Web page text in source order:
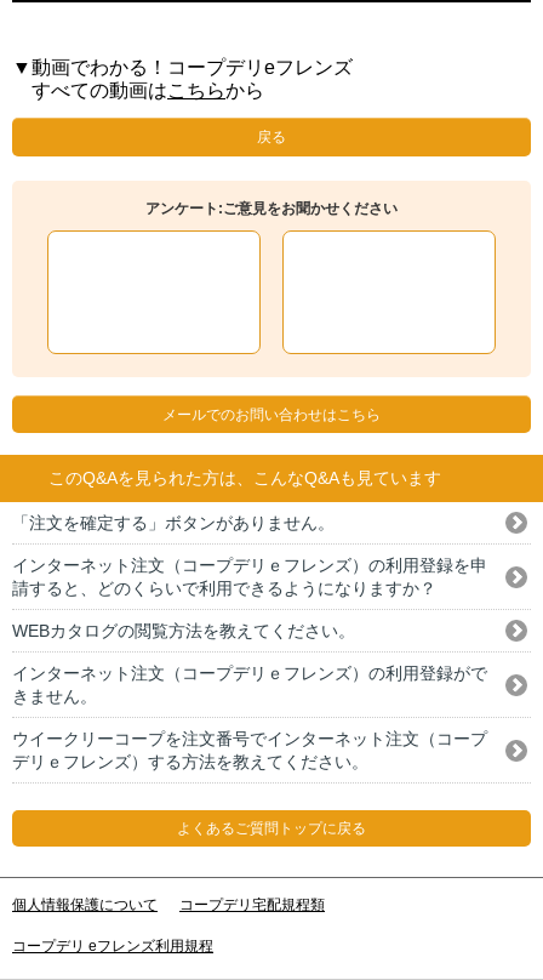
▼動画でわかる！コープデリeフレンズ
すべての動画はこちらから
戻る
アンケート:ご意見をお聞かせください
メールでのお問い合わせはこちら
このQ&Aを見られた方は、こんなQ&Aも見ています
「注文を確定する」ボタンがありません。
インターネット注文（コープデリｅフレンズ）の利用登録を申
請すると、どのくらいで利用できるようになりますか？
WEBカタログの閲覧方法を教えてください。
インターネット注文（コープデリｅフレンズ）の利用登録がで
きません。
ウイークリーコープを注文番号でインターネット注文（コープ
デリｅフレンズ）する方法を教えてください。
よくあるご質問トップに戻る
個人情報保護について コープデリ宅配規程類
コープデリ eフレンズ利用規程